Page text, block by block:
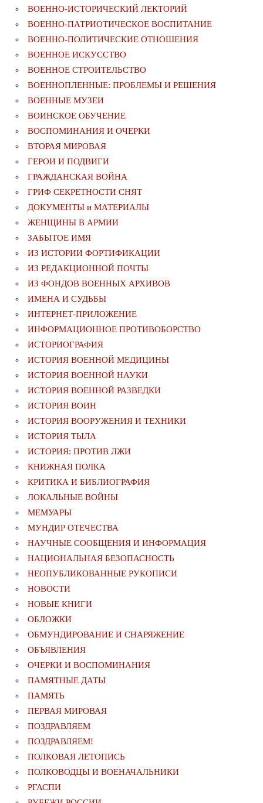
ВОЕННО-ИСТОРИЧЕСКИЙ ЛЕКТОРИЙ
ВОЕННО-ПАТРИОТИЧЕСКОЕ ВОСПИТАНИЕ
ВОЕННО-ПОЛИТИЧЕСКИE ОТНОШЕНИЯ
ВОЕННОЕ ИСКУССТВО
ВОЕННОЕ СТРОИТЕЛЬСТВО
ВОЕННОПЛЕННЫЕ: ПРОБЛЕМЫ И РЕШЕНИЯ
ВОЕННЫЕ МУЗЕИ
ВОИНСКОЕ ОБУЧЕНИЕ
ВОСПОМИНАНИЯ И ОЧЕРКИ
ВТОРАЯ МИРОВАЯ
ГЕРОИ И ПОДВИГИ
ГРАЖДАНСКАЯ ВОЙНА
ГРИФ СЕКРЕТНОСТИ СНЯТ
ДОКУМЕНТЫ и МАТЕРИАЛЫ
ЖЕНЩИНЫ В АРМИИ
ЗАБЫТОЕ ИМЯ
ИЗ ИСТОРИИ ФОРТИФИКАЦИИ
ИЗ РЕДАКЦИОННОЙ ПОЧТЫ
ИЗ ФОНДОВ ВОЕННЫХ АРХИВОВ
ИМЕНА И СУДЬБЫ
ИНТЕРНЕТ-ПРИЛОЖЕНИЕ
ИНФОРМАЦИОННОЕ ПРОТИВОБОРСТВО
ИСТОРИОГРАФИЯ
ИСТОРИЯ ВОЕННОЙ МЕДИЦИНЫ
ИСТОРИЯ ВОЕННОЙ НАУКИ
ИСТОРИЯ ВОЕННОЙ РАЗВЕДКИ
ИСТОРИЯ ВОИН
ИСТОРИЯ ВООРУЖЕНИЯ И ТЕХНИКИ
ИСТОРИЯ ТЫЛА
ИСТОРИЯ: ПРОТИВ ЛЖИ
КНИЖНАЯ ПОЛКА
КРИТИКА И БИБЛИОГРАФИЯ
ЛОКАЛЬНЫЕ ВОЙНЫ
МЕМУАРЫ
МУНДИР ОТЕЧЕСТВА
НАУЧНЫЕ СООБЩЕНИЯ И ИНФОРМАЦИЯ
НАЦИОНАЛЬНАЯ БЕЗОПАСНОСТЬ
НЕОПУБЛИКОВАННЫЕ РУКОПИСИ
НОВОСТИ
НОВЫЕ КНИГИ
ОБЛОЖКИ
ОБМУНДИРОВАНИЕ И СНАРЯЖЕНИЕ
ОБЪЯВЛЕНИЯ
ОЧЕРКИ И ВОСПОМИНАНИЯ
ПАМЯТНЫЕ ДАТЫ
ПАМЯТЬ
ПЕРВАЯ МИРОВАЯ
ПОЗДРАВЛЯЕМ
ПОЗДРАВЛЯЕМ!
ПОЛКОВАЯ ЛЕТОПИСЬ
ПОЛКОВОДЦЫ И ВОЕНАЧАЛЬНИКИ
РГАСПИ